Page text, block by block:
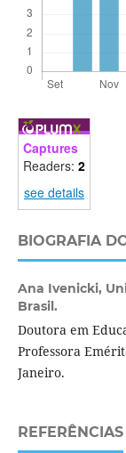
Captures
Readers: 2
see details
BIOGRAFIA
Ana Ivenicki,
Brasil.
Doutora em
Professora
Janeiro.
REFERÊNCIAS